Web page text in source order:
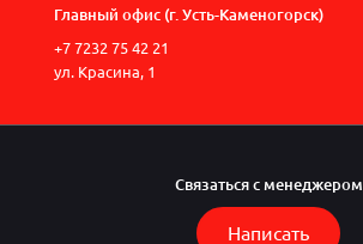
Главный офис (г. Усть-Каменогорск)
+7 7232 75 42 21
ул. Красина, 1
Связаться с менеджером
Написать